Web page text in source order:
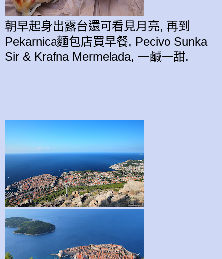
朝早起身出露台還可看見月亮, 再到
Pekarnica麵包店買早餐, Pecivo Sunka
Sir & Krafna Mermelada, 一鹹一甜.